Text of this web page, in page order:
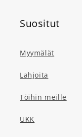
Suositut
Myymälät
Lahjoita
Töihin meille
UKK